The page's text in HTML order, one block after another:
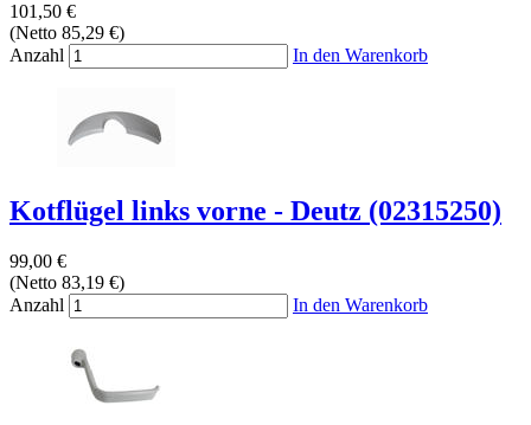
101,50 €
(Netto 85,29 €)
Anzahl
In den Warenkorb
Kotflügel links vorne - Deutz (02315250)
99,00 €
(Netto 83,19 €)
Anzahl
In den Warenkorb